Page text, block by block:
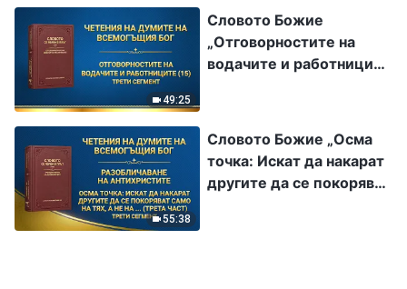
(трета част)“ Първи
сегмент
49:25
Словото Божие
„Отговорностите на
водачите и работниците
55:38
Словото Божие „Осма
точка: Искат да накарат
другите да се покоряват